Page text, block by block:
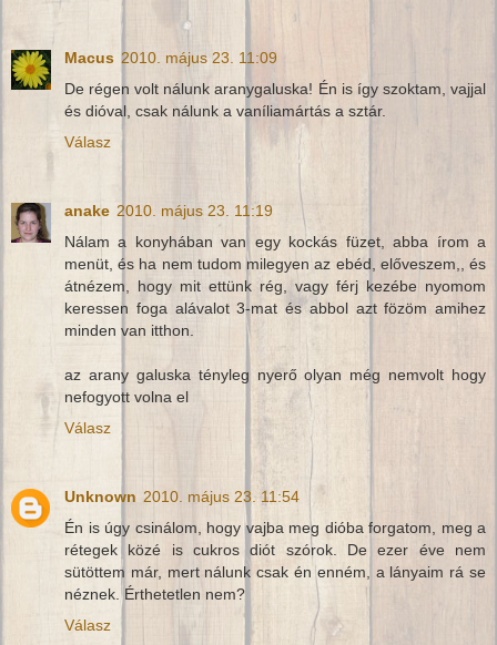
Macus 2010. május 23. 11:09
De régen volt nálunk aranygaluska! Én is így szoktam, vajjal
és dióval, csak nálunk a vaníliamártás a sztár.
Válasz
anake 2010. május 23. 11:19
Nálam a konyhában van egy kockás füzet, abba írom a
menüt, és ha nem tudom milegyen az ebéd, előveszem,, és
átnézem, hogy mit ettünk rég, vagy férj kezébe nyomom
keressen foga alávalot 3-mat és abbol azt fözöm amihez
minden van itthon.
az arany galuska tényleg nyerő olyan még nemvolt hogy
nefogyott volna el
Válasz
Unknown 2010. május 23. 11:54
Én is úgy csinálom, hogy vajba meg dióba forgatom, meg a
rétegek közé is cukros diót szórok. De ezer éve nem
sütöttem már, mert nálunk csak én enném, a lányaim rá se
néznek. Érthetetlen nem?
Válasz